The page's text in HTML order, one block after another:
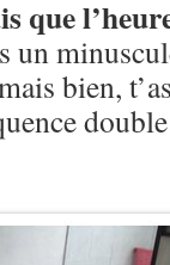
que
un
bien,